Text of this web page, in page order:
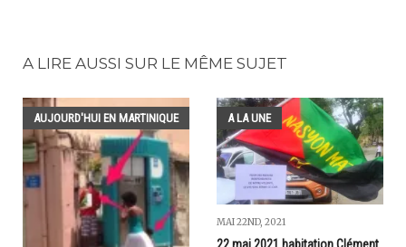
A LIRE AUSSI SUR LE MÊME SUJET
AUJOURD'HUI EN MARTINIQUE A LA UNE
MAI 22ND, 2021